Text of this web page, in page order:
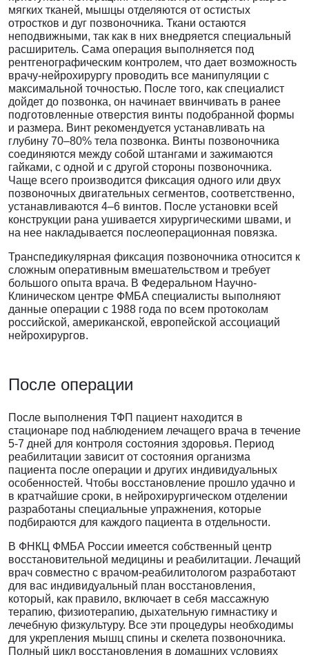
мягких тканей, мышцы отделяются от остистых
отростков и дуг позвоночника. Ткани остаются
неподвижными, так как в них внедряется специальный
расширитель. Сама операция выполняется под
рентгенографическим контролем, что дает возможность
врачу-нейрохирургу проводить все манипуляции с
максимальной точностью. После того, как специалист
дойдет до позвонка, он начинает ввинчивать в ранее
подготовленные отверстия винты подобранной формы
и размера. Винт рекомендуется устанавливать на
глубину 70–80% тела позвонка. Винты позвоночника
соединяются между собой штангами и зажимаются
гайками, с одной и с другой стороны позвоночника.
Чаще всего производится фиксация одного или двух
позвоночных двигательных сегментов, соответственно,
устанавливаются 4–6 винтов. После установки всей
конструкции рана ушивается хирургическими швами, и
на нее накладывается послеоперационная повязка.
Транспедикулярная фиксация позвоночника относится к
сложным оперативным вмешательством и требует
большого опыта врача. В Федеральном Научно-
Клиническом центре ФМБА специалисты выполняют
данные операции с 1988 года по всем протоколам
российской, американской, европейской ассоциаций
нейрохирургов.
После операции
После выполнения ТФП пациент находится в
стационаре под наблюдением лечащего врача в течение
5-7 дней для контроля состояния здоровья. Период
реабилитации зависит от состояния организма
пациента после операции и других индивидуальных
особенностей. Чтобы восстановление прошло удачно и
в кратчайшие сроки, в нейрохирургическом отделении
разработаны специальные упражнения, которые
подбираются для каждого пациента в отдельности.
В ФНКЦ ФМБА России имеется собственный центр
восстановительной медицины и реабилитации. Лечащий
врач совместно с врачом-реабилитологом разработают
для вас индивидуальный план восстановления,
который, как правило, включает в себя массажную
терапию, физиотерапию, дыхательную гимнастику и
лечебную физкультуру. Все эти процедуры необходимы
для укрепления мышц спины и скелета позвоночника.
Полный цикл восстановления в домашних условиях